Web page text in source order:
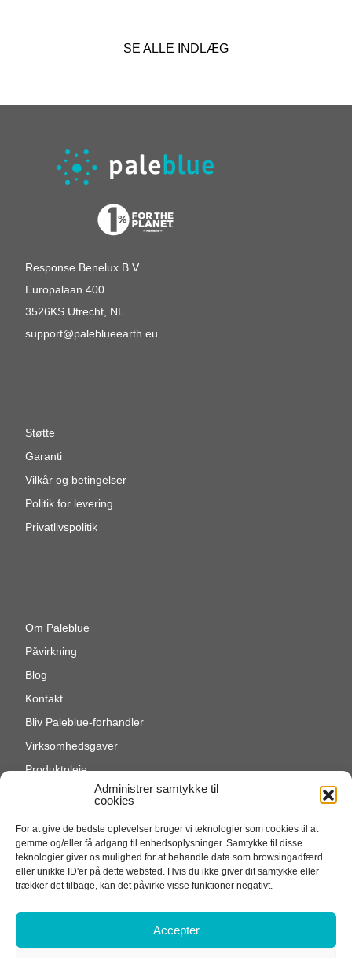
Administrer samtykke til
cookies
For at give de bedste oplevelser bruger vi teknologier som cookies til at
gemme og/eller få adgang til enhedsoplysninger. Samtykke til disse
teknologier giver os mulighed for at behandle data som browsingadfærd
eller unikke ID'er på dette websted. Hvis du ikke giver dit samtykke eller
trækker det tilbage, kan det påvirke visse funktioner negativt.
Accepter
SE ALLE INDLÆG
Response Benelux B.V.
Europalaan 400
3526KS Utrecht, NL
support@paleblueearth.eu
Støtte
Garanti
Vilkår og betingelser
Politik for levering
Privatlivspolitik
Om Paleblue
Påvirkning
Blog
Kontakt
Bliv Paleblue-forhandler
Virksomhedsgaver
Produktpleje
Cookie-politik (EU)
Vilkår og betingelser